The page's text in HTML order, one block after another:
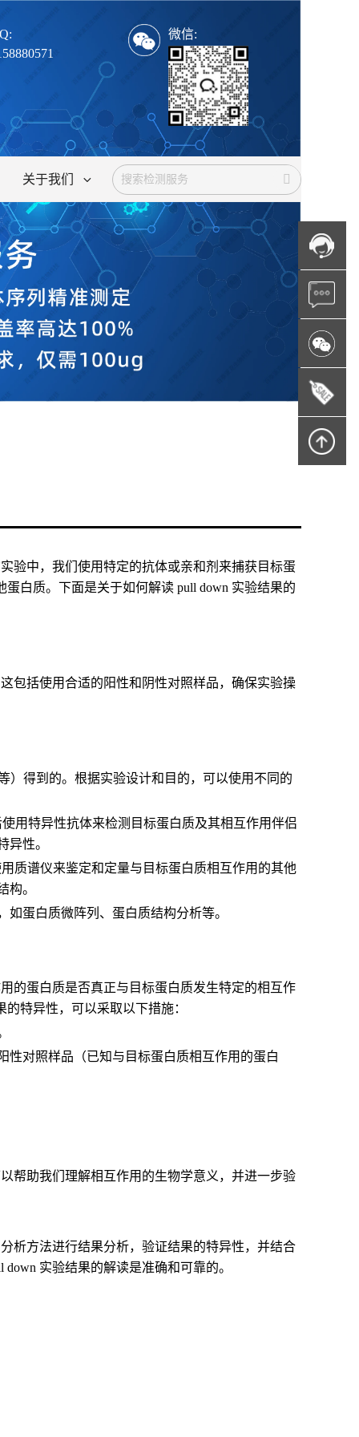
微信:
关于我们
验中，我们使用特定的抗体或亲和剂来捕获目标蛋
白质。下面是关于如何解读 pull down 实验结果的
包括使用合适的阳性和阴性对照样品，确保实验操
）得到的。根据实验设计和目的，可以使用不同的
用特异性抗体来检测目标蛋白质及其相互作用伴侣
异性。
质谱仪来鉴定和定量与目标蛋白质相互作用的其他
构。
蛋白质微阵列、蛋白质结构分析等。
的蛋白质是否真正与目标蛋白质发生特定的相互作
特异性，可以采取以下措施：
性对照样品（已知与目标蛋白质相互作用的蛋白
帮助我们理解相互作用的生物学意义，并进一步验
析方法进行结果分析，验证结果的特异性，并结合
实验结果的解读是准确和可靠的。